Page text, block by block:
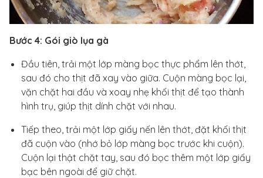
Bước 4: Gói giò lụa gà
Đầu tiên, trải một lớp màng bọc thực phẩm lên thớt,
sau đó cho thịt đã xay vào giữa. Cuộn màng bọc lại,
vặn chặt hai đầu và xoay nhẹ khối thịt để tạo thành
hình trụ, giúp thịt dính chặt với nhau.
Tiếp theo, trải một lớp giấy nến lên thớt, đặt khối thịt
đã cuộn vào (nhớ bỏ lớp màng bọc trước khi cuộn).
Cuộn lại thật chặt tay, sau đó bọc thêm một lớp giấy
bạc bên ngoài để giữ chặt.